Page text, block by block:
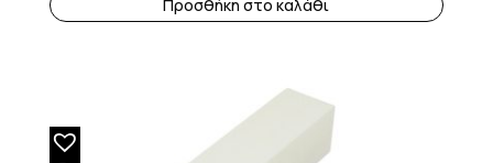
Προσθήκη στο καλάθι